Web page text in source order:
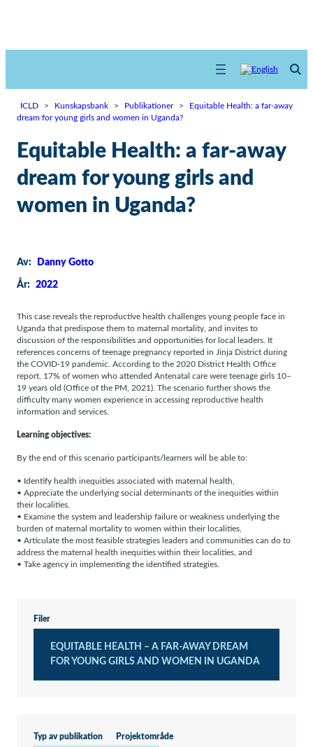
ICLD > Kunskapsbank > Publikationer >
Equitable Health: a far-away
dream for young girls and women in Uganda?
Equitable Health: a far-away
dream for young girls and
women in Uganda?
Av: Danny Gotto
År: 2022
This case reveals the reproductive health challenges young people face in
Uganda that predispose them to maternal mortality, and invites to
discussion of the responsibilities and opportunities for local leaders. It
references concerns of teenage pregnancy reported in Jinja District during
the COVID-19 pandemic. According to the 2020 District Health Office
report, 17% of women who attended Antenatal care were teenage girls 10–
19 years old (Office of the PM, 2021). The scenario further shows the
difficulty many women experience in accessing reproductive health
information and services.
Learning objectives:
By the end of this scenario participants/learners will be able to:
• Identify health inequities associated with maternal health,
• Appreciate the underlying social determinants of the inequities within
their localities,
• Examine the system and leadership failure or weakness underlying the
burden of maternal mortality to women within their localities,
• Articulate the most feasible strategies leaders and communities can do to
address the maternal health inequities within their localities, and
• Take agency in implementing the identified strategies.
Filer
EQUITABLE HEALTH – A FAR-AWAY DREAM
FOR YOUNG GIRLS AND WOMEN IN UGANDA
Typ av publikation Projektområde